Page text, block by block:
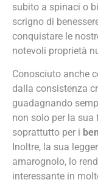
subito a spinaci o
scrigno di
conquistare le
notevoli proprietà
Conosciuto anche
dalla consistenza
guadagnando
non solo per la
soprattutto per i
Inoltre, la sua
amarognolo, lo
interessante in